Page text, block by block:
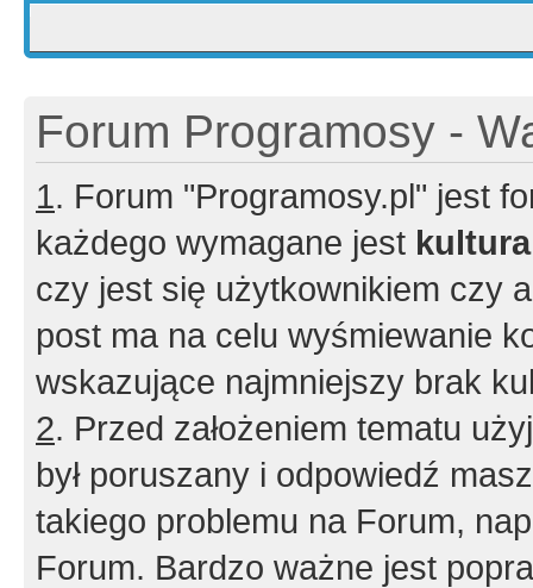
Forum Programosy -
1. Forum "Programosy.pl" jest
każdego wymagane jest
czy jest się użytkownikiem czy
post ma na celu wyśmiewanie
wskazujące najmniejszy brak
2. Przed założeniem tematu
był poruszany i odpowiedź
takiego problemu na Forum,
Forum. Bardzo ważne jest